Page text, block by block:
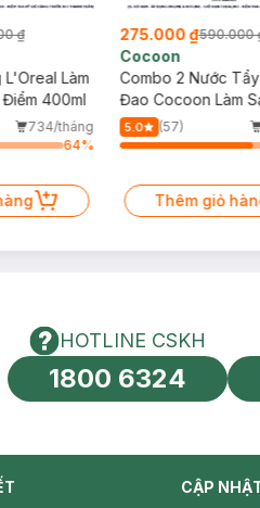
₫
Làm
400ml
734/tháng
64%
275.000 ₫590.000
Cocoon
Combo 2 Nước
Đao Cocoon Làm
Giảm Dầu 500ml
5.0 (57)
Thêm giỏ
hiệu uy tín toàn cầu
HOTLINE CSKH
HOTLINE CSKH
1800 6324
CẬP